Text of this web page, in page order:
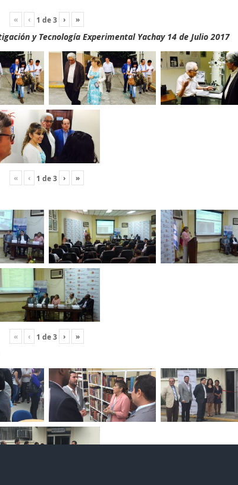
« ‹ 1 de3 › »
y Tecnología Experimental Yachay 14 de Julio 2017
« ‹ 1 de3 › »
« ‹ 1 de3 › »